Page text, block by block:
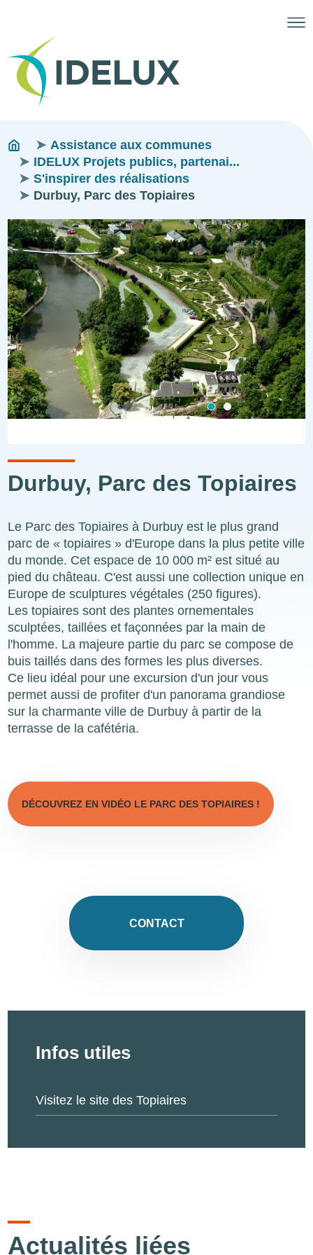
Fils
d'ariane
You
are
here:
Assistance aux communes
IDELUX Projets publics, partenai...
S'inspirer des réalisations
Durbuy, Parc des Topiaires
Image
Image
Durbuy, Parc des Topiaires
Le Parc des Topiaires à Durbuy est le plus grand
parc de « topiaires » d'Europe dans la plus petite ville
du monde. Cet espace de 10 000 m² est situé au
pied du château. C'est aussi une collection unique en
Europe de sculptures végétales (250 figures).
Les topiaires sont des plantes ornementales
sculptées, taillées et façonnées par la main de
l'homme. La majeure partie du parc se compose de
buis taillés dans des formes les plus diverses.
Ce lieu idéal pour une excursion d'un jour vous
permet aussi de profiter d'un panorama grandiose
sur la charmante ville de Durbuy à partir de la
terrasse de la cafétéria.
DÉCOUVREZ EN VIDÉO LE PARC DES TOPIAIRES !
CONTACT
Infos utiles
Visitez le site des Topiaires
Actualités liées